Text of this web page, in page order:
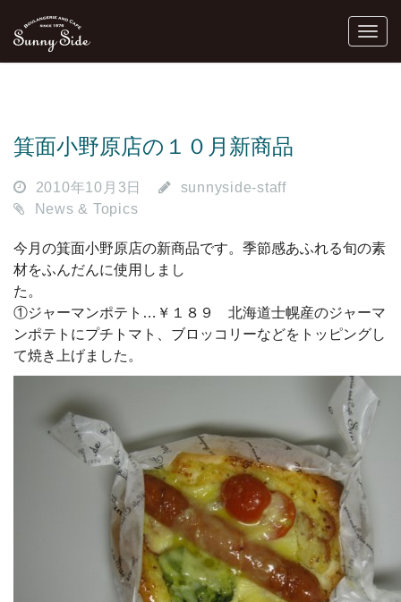
箕面小野原店の１０月新商品
2010年10月3日
sunnyside-staff
News & Topics
今月の箕面小野原店の新商品です。季節感あふれる旬の素
材をふんだんに使用しまし
①ジャーマンポテト…￥１８９ 北海道士幌産のジャーマ
ンポテトにプチトマト、ブロッコリーなどをトッピングし
て焼き上げました。